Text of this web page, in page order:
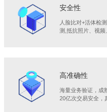
安全性
人脸比对+活体检
测,抵抗照片、视频
高准确性
海量业务验证，成
20亿次交易安全，